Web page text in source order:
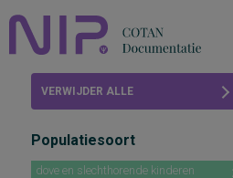
VERWIJDER ALLE
Populatiesoort
dove en slechthorende kinderen